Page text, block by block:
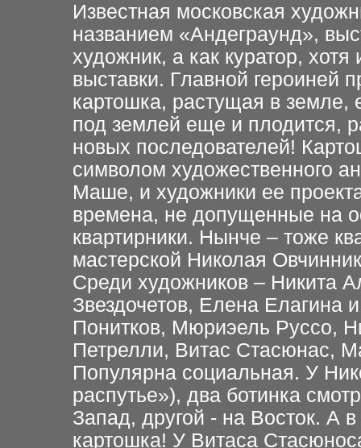
Известная московская
названием «Андеграунд»,
художник, а как куратор,
выставки. Главной героиней
картошка, растущая в земле,
под землей еще и плодится,
новых последователей!
символом художественного
Маше, и художники ее
времена, не допущенные на
квартирники. Нынче – тоже
мастерской Николая
Среди художников – Никита
Звездочетов, Елена Елагина
Понитков, Мюриэель Руссо,
Петрелли, Витас Стасюнас,
Популярна социальная. У
распутье»), два ботинка
Запад, другой - на Восток. А
картошка! У Витаса